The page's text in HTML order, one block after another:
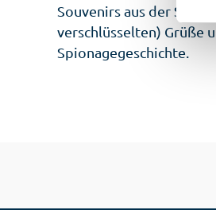
Souvenirs aus der
verschlüsselten) Grüße
Spionagegeschichte.